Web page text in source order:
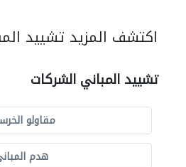
اكتشف المزيد تشييد
تشييد المباني الشركات
مقاولو
هدم